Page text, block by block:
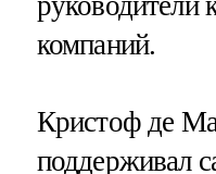
компаний.
Кристоф де
поддерживал